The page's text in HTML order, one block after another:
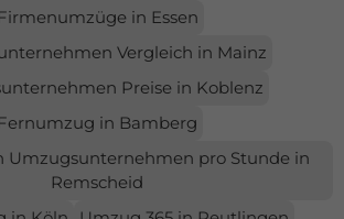
Firmenumzüge in Essen
Vergleich in Mainz
Preise in Koblenz
Fernumzug in Bamberg
Umzugsunternehmen pro Stunde in
Remscheid